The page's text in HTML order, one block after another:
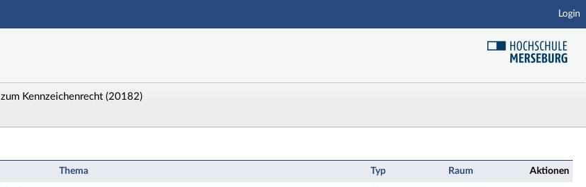
Hauptnavigation
Hauptinhalt
Fußzeile
Login
Kennzeichenrecht (20182)
in Deutschland - Grundlagen zum Kennzeichenrecht Termine
Thema Typ Raum Aktionen